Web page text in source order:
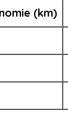
(km)